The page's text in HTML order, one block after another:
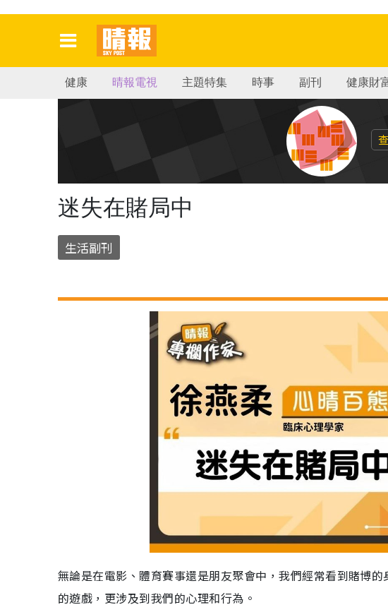
健康 晴報電視 主題特集 時事 副刊 健康財
迷失在賭局中
生活副刊
無論是在電影、體育賽事還是朋友聚會中，我們經常看到賭博
的遊戲，更涉及到我們的心理和行為。